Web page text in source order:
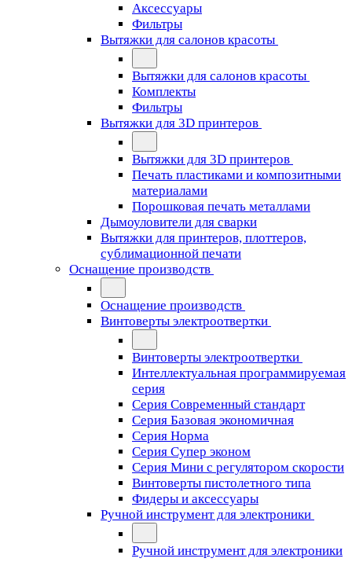
Аксессуары
Фильтры
Вытяжки для салонов красоты
Вытяжки для салонов красоты
Комплекты
Фильтры
Вытяжки для 3D принтеров
Вытяжки для 3D принтеров
Печать пластиками и композитными
материалами
Порошковая печать металлами
Дымоуловители для сварки
Вытяжки для принтеров, плоттеров,
сублимационной печати
Оснащение производств
Оснащение производств
Винтоверты электроотвертки
Винтоверты электроотвертки
Интеллектуальная программируемая
серия
Серия Современный стандарт
Серия Базовая экономичная
Серия Норма
Серия Cупер эконом
Серия Мини с регулятором скорости
Винтоверты пистолетного типа
Фидеры и аксессуары
Ручной инструмент для электроники
Ручной инструмент для электроники